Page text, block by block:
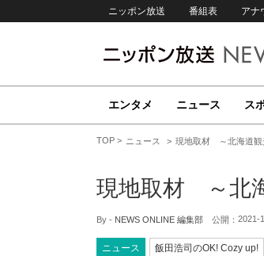
ニッポン放送 番組表 アナ
エンタメ ニュース ス
TOP ニュース 現地取材 ～北海道観
現地取材 ～北
By - NEWS ONLINE 編集部 公開： 2021-
ニュース 飯田浩司のOK! Cozy up!